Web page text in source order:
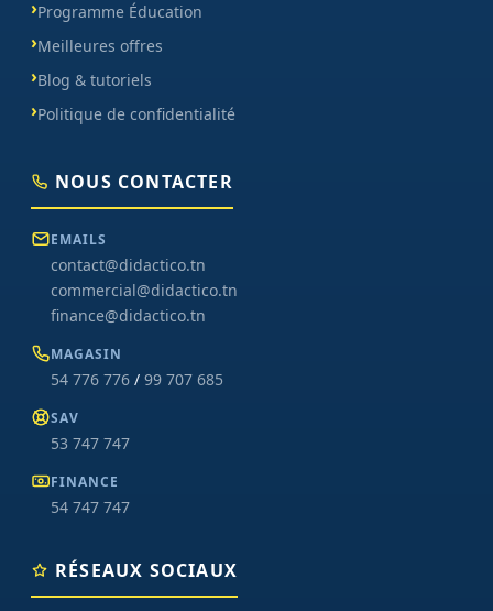
Programme Éducation
Meilleures offres
Blog & tutoriels
Politique de confidentialité
NOUS CONTACTER
EMAILS
contact@didactico.tn
commercial@didactico.tn
finance@didactico.tn
MAGASIN
54 776 776 / 99 707 685
SAV
53 747 747
FINANCE
54 747 747
RÉSEAUX SOCIAUX